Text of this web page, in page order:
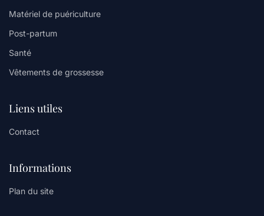
Matériel de puériculture
Post-partum
Santé
Vêtements de grossesse
Liens utiles
Contact
Informations
Plan du site